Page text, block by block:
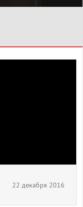
22 декабря 2016